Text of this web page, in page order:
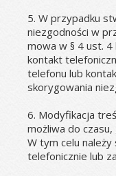
5. W przypadku
niezgodności w
mowa w § 4 ust. 4
kontakt
telefonu lub
skorygowania
6. Modyfikacja
możliwa do
W tym celu
telefonicznie lub